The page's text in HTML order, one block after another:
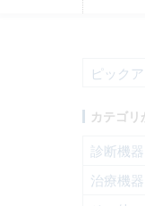
HOME
ピック
カテゴリ
診断機
治療機